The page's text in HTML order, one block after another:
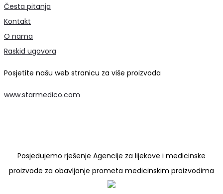
Česta pitanja
Kontakt
O nama
Raskid ugovora
Posjetite našu web stranicu za više proizvoda
www.starmedico.com
Posjedujemo rješenje Agencije za lijekove i medicinske
proizvode za obavljanje prometa medicinskim proizvodima